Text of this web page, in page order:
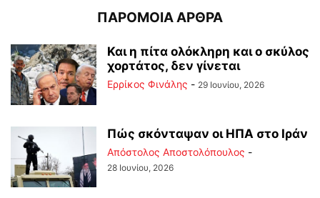
ΠΑΡΟΜΟΙΑ ΑΡΘΡΑ
Και η πίτα ολόκληρη και ο σκύλος
χορτάτος, δεν γίνεται
Ερρίκος Φινάλης - 29 Ιουνίου, 2026
Πώς σκόνταψαν οι ΗΠΑ στο Ιράν
Απόστολος Αποστολόπουλος -
28 Ιουνίου, 2026